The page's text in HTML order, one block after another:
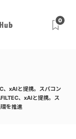
0
、xAIと提携。スパコン
、xAIと提携。ス
を推進